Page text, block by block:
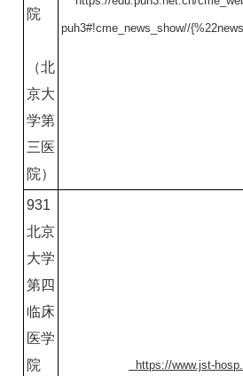
院
（北
京大
学第
三医
院）
puh3#!cme_news_show//
931
北京
大学
第四
临床
医学
院
https://www.jst-